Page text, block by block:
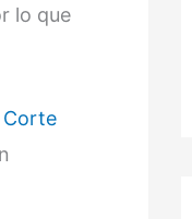
lo que
Corte